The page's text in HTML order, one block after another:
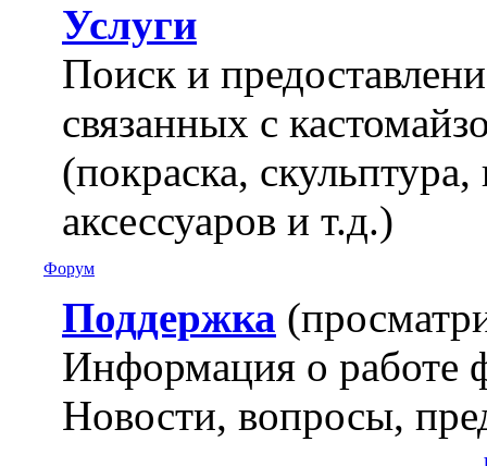
Услуги
Поиск и
связанных с
(покраска, скульптура,
аксессуаров и т.д.)
Форум
Поддержка
Информация о работе
Новости, вопросы,